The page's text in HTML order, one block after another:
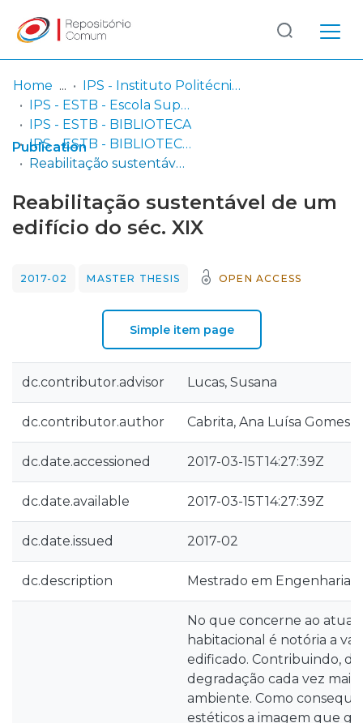
Communities
& Collections
Browse repository
Log
In
(current)
Home
IPS - Instituto Politécnico de Setúbal
IPS - ESTB - Escola Superior de Tecnologia do Barreiro
IPS - ESTB - BIBLIOTECA
IPS - ESTB - BIBLIOTECA - Dissertações de mestrado
Reabilitação sustentável de um edifício do séc. XIX
Publication
Reabilitação sustentável de um
edifício do séc. XIX
2017-02 MASTER THESIS OPEN ACCESS
Simple item page
dc.contributor.advisor Lucas, Susana
dc.contributor.author Cabrita, Ana Luísa Gomes
dc.date.accessioned 2017-03-15T14:27:39Z
dc.date.available 2017-03-15T14:27:39Z
dc.date.issued 2017-02
dc.description Mestrado em Engenharia
No que concerne ao atual
habitacional é notória a
edificado. Contribuindo,
degradação cada vez mais
ambiente. Como
estéticos a imagem que